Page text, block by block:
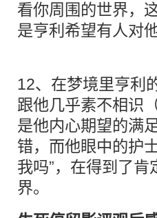
看你周围的世界，
是亨利希望有人对
12、在梦境里亨利
跟他几乎素不相识
是他内心期望的满
错，而他眼中的护
我吗”，在得到了
界。